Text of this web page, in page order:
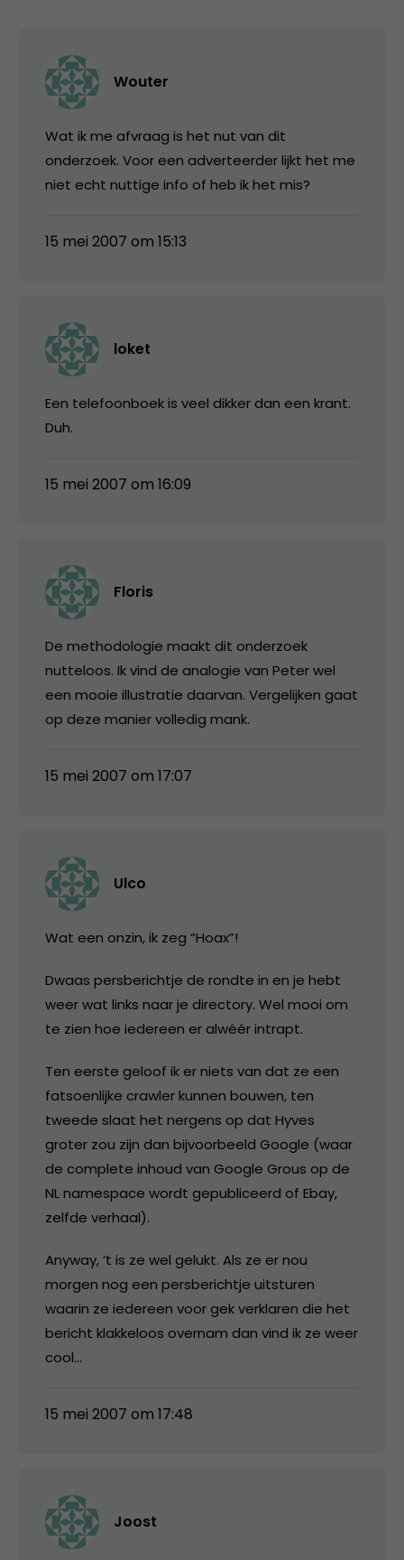
Wouter
Wat ik me afvraag is het nut van dit
onderzoek. Voor een adverteerder lijkt het me
niet echt nuttige info of heb ik het mis?
15 mei 2007 om 15:13
loket
Een telefoonboek is veel dikker dan een krant.
Duh.
15 mei 2007 om 16:09
Floris
De methodologie maakt dit onderzoek
nutteloos. Ik vind de analogie van Peter wel
een mooie illustratie daarvan. Vergelijken gaat
op deze manier volledig mank.
15 mei 2007 om 17:07
Ulco
Wat een onzin, ik zeg “Hoax”!
Dwaas persberichtje de rondte in en je hebt
weer wat links naar je directory. Wel mooi om
te zien hoe iedereen er alwéér intrapt.
Ten eerste geloof ik er niets van dat ze een
fatsoenlijke crawler kunnen bouwen, ten
tweede slaat het nergens op dat Hyves
groter zou zijn dan bijvoorbeeld Google (waar
de complete inhoud van Google Grous op de
NL namespace wordt gepubliceerd of Ebay,
zelfde verhaal).
Anyway, ’t is ze wel gelukt. Als ze er nou
morgen nog een persberichtje uitsturen
waarin ze iedereen voor gek verklaren die het
bericht klakkeloos overnam dan vind ik ze weer
cool…
15 mei 2007 om 17:48
Joost